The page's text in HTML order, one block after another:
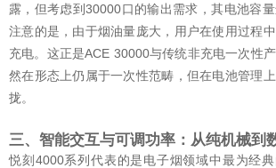
露，但考虑到30000口的输出需求，其电池容
注意的是，由于烟油量庞大，用户在使用过程
充电。这正是ACE 30000与传统非充电一次性
然在形态上仍属于一次性范畴，但在电池管理
拢。
三、智能交互与可调功率：从纯机械到
悦刻4000系列代表的是电子烟领域中最为经